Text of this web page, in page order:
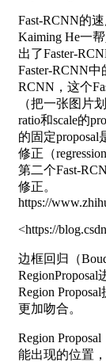
Fast-RCNN的
Kaiming He一
出了Faster-
Faster-RCNN中
RCNN，这个
（把一张图片
ratio和scale的
的固定
修正（
第二个Fast-
修正。
https://
<https://
边框回归（
Region
更加吻合。
Region
能出现的位置